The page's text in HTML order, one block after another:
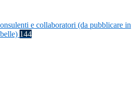
e collaboratori (da pubblicare in
144